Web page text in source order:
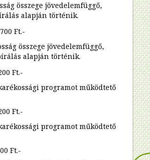
összege jövedelemfüggő,
alapján történik.
Ft.-
összege jövedelemfüggő,
alapján történik.
Ft.-
programot működtető
Ft.-
programot működtető
Ft.-